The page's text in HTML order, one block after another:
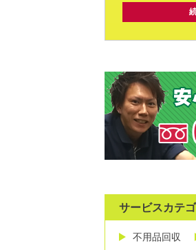
サービスカテ
不用品回収